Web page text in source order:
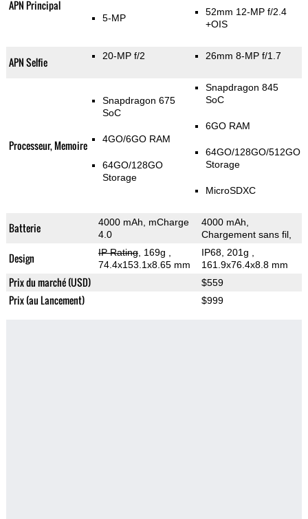
APN Principal
5-MP
52mm 12-MP f/2.4
+OIS
APN Selfie 20-MP f/2 26mm 8-MP f/1.7
Processeur, Memoire
Snapdragon 675
SoC
4GO/6GO RAM
64GO/128GO
Storage
Snapdragon 845
SoC
6GO RAM
64GO/128GO/512GO
Storage
MicroSDXC
Batterie
4000 mAh, mCharge
4.0
4000 mAh,
Chargement sans fil,
Design IP Rating, 169g
74.4x153.1x8.65 mm
IP68, 201g
161.9x76.4x8.8 mm
Prix du marché (USD) $559
Prix (au Lancement) $999